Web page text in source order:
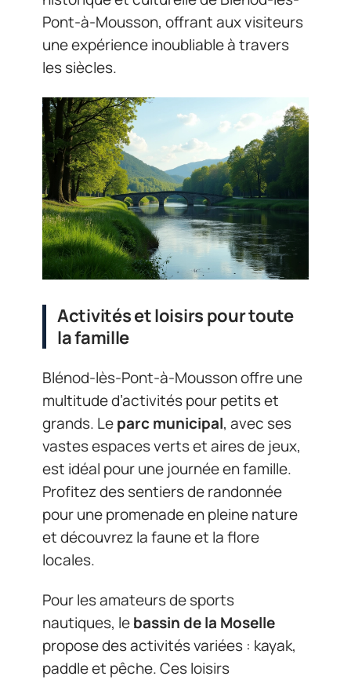
Pont-à-Mousson, offrant aux visiteurs
une expérience inoubliable à travers
les siècles.
Activités et loisirs pour toute
la famille
Blénod-lès-Pont-à-Mousson offre une
multitude d’activités pour petits et
grands. Leparc municipal, avec ses
vastes espaces verts et aires de jeux,
est idéal pour une journée en famille.
Profitez des sentiers de randonnée
pour une promenade en pleine nature
et découvrez la faune et la flore
locales.
Pour les amateurs de sports
nautiques, lebassin de la Moselle
propose des activités variées : kayak,
paddle et pêche. Ces loisirs